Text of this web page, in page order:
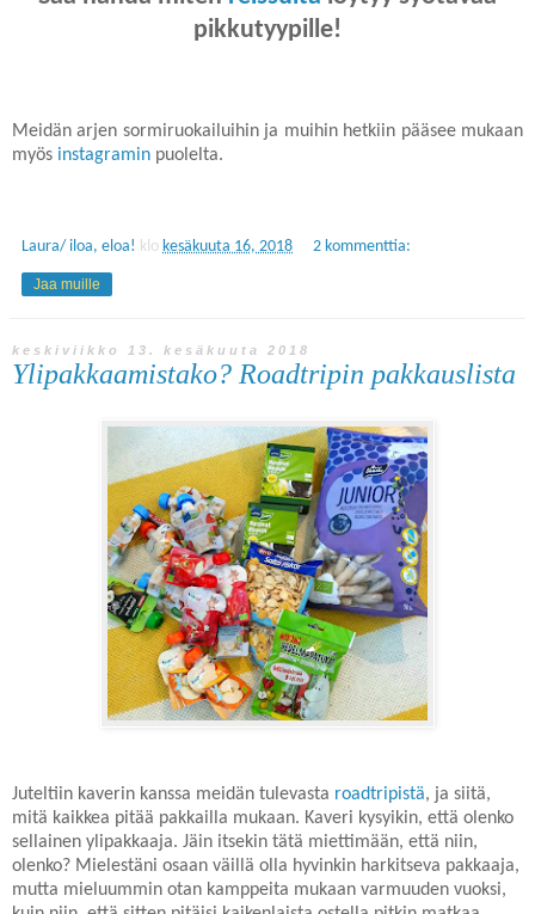
pikkutyypille!
Meidän arjen sormiruokailuihin ja muihin hetkiin pääsee mukaan
myös instagramin puolelta.
Laura/ iloa, eloa! klo kesäkuuta 16, 2018 2 kommenttia:
Jaa muille
keskiviikko 13. kesäkuuta 2018
Ylipakkaamistako? Roadtripin pakkauslista
Juteltiin kaverin kanssa meidän tulevasta roadtripistä, ja siitä,
mitä kaikkea pitää pakkailla mukaan. Kaveri kysyikin, että olenko
sellainen ylipakkaaja. Jäin itsekin tätä miettimään, että niin,
olenko? Mielestäni osaan väillä olla hyvinkin harkitseva pakkaaja,
mutta mieluummin otan kamppeita mukaan varmuuden vuoksi,